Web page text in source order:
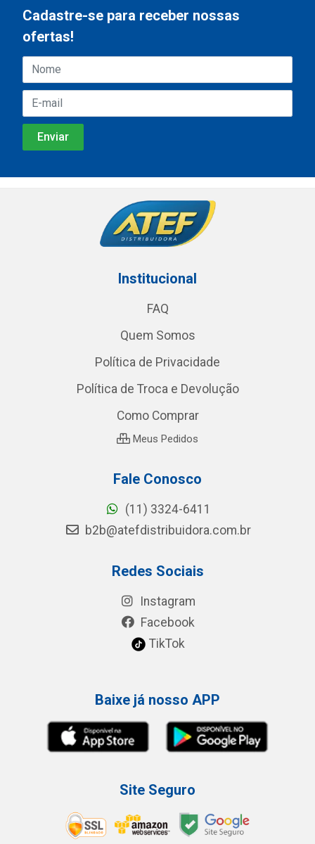
Cadastre-se para receber nossas
ofertas!
Institucional
FAQ
Quem Somos
Política de Privacidade
Política de Troca e Devolução
Como Comprar
Meus Pedidos
Fale Conosco
(11) 3324-6411
b2b@atefdistribuidora.com.br
Redes Sociais
Instagram
Facebook
TikTok
Baixe já nosso APP
Site Seguro